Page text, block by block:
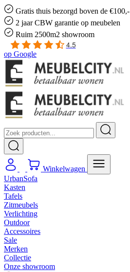
Gratis thuis bezorgd boven de €100,-
2 jaar CBW garantie op meubelen
Ruim 2500m2 showroom
4.5
op Google
Winkelwagen
UrbanSofa
Kasten
Tafels
Zitmeubels
Verlichting
Outdoor
Accessoires
Sale
Merken
Collectie
Onze showroom